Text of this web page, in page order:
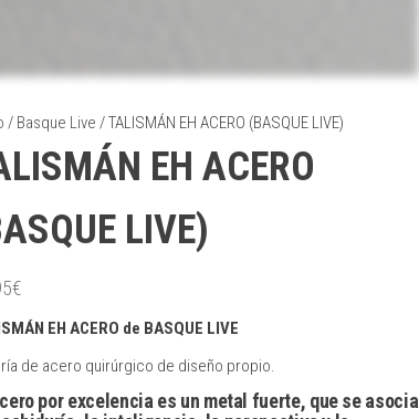
/ Basque Live / TALISMÁN EH ACERO (BASQUE LIVE)
EH ACERO
LIVE)
€
EH ACERO de BASQUE LIVE
de acero quirúrgico de diseño propio.
por excelencia es un metal fuerte, que se asocia